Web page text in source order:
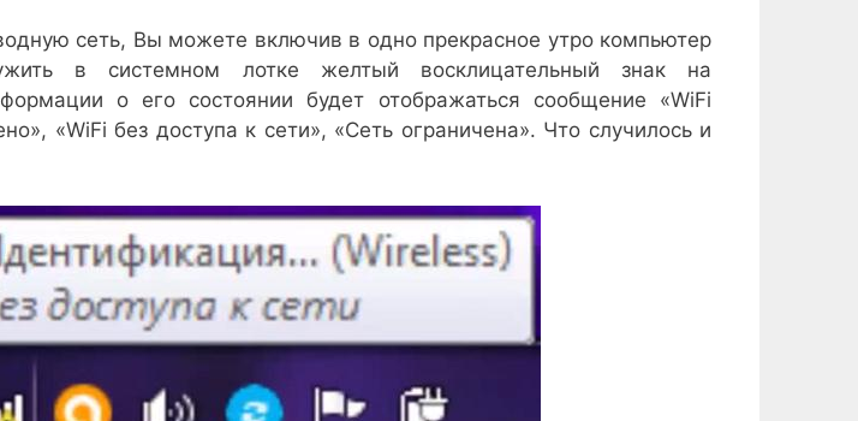
сеть, Вы можете включив в одно прекрасное утро компьютер
в системном лотке желтый восклицательный знак на
о его состоянии будет отображаться сообщение «WiFi
«WiFi без доступа к сети», «Сеть ограничена». Что случилось и